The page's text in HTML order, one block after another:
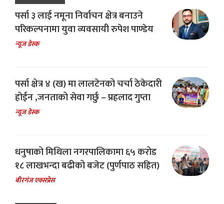
पर्सा ३ लाई नमूना निर्वाचन क्षेत्र बनाउने
परिकल्पनामा युवा व्यवसायी रुपेश पाण्डेय
न्यूज डेस्क
पर्सा क्षेत्र ४ (ख) मा लालटेनको चर्चा ठेकेदारी
होईन ,जनताको सेवा गर्छु – प्रहलाद गुप्ता
न्यूज डेस्क
धनुषाको मिथिला नगरपालिकामा ६५ करोड
१८ लाखभन्दा बढीको बजेट (पुर्णपाठ सहित)
बीरगंज एक्सप्रेस